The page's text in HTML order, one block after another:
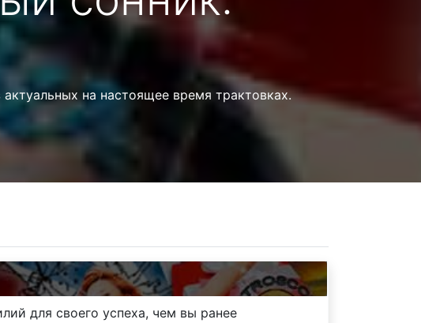
на настоящее время трактовках.
для своего успеха, чем вы ранее